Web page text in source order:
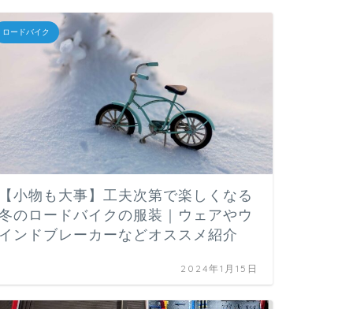
ロードバイク
小物も大事】工夫次第で楽しくなる
のロードバイクの服装｜ウェアやウ
ンドブレーカーなどオススメ紹介
2024年1月15日